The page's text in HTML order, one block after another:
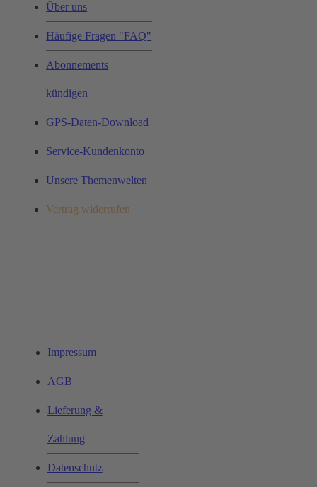
Über uns
Häufige Fragen "FAQ"
Abonnements
kündigen
GPS-Daten-Download
Service-Kundenkonto
Unsere Themenwelten
Vertrag widerrufen
Impressum
AGB
Lieferung &
Zahlung
Datenschutz